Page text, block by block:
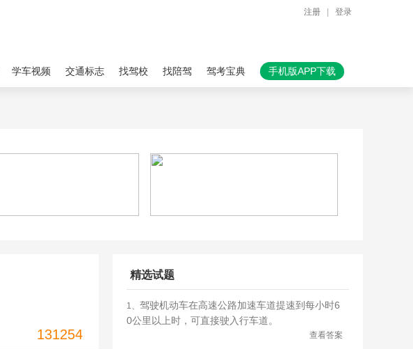
注册 登录
学车视频 交通标志 找驾校 找陪驾 驾考宝典 手机版APP下载
131254
精选试题
1、 驾驶机动车在高速公路加速车道提速到每小时6
0公里以上时，可直接驶入行车道。
查看答案